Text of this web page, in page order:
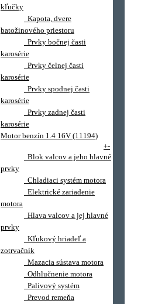
kľučky
Kapota, dvere
batožinového priestoru
Prvky bočnej časti
karosérie
Prvky čelnej časti
karosérie
Prvky spodnej časti
karosérie
Prvky zadnej časti
karosérie
Motor benzín 1.4 16V (11194)
+-
Blok valcov a jeho hlavné
prvky
Chladiaci systém motora
Elektrické zariadenie
motora
Hlava valcov a jej hlavné
prvky
Kľukový hriadeľ a
zotrvačník
Mazacia sústava motora
Odhlučnenie motora
Palivový systém
Prevod remeňa